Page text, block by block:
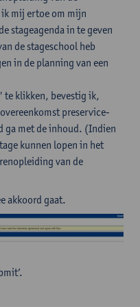
mij ertoe om mijn
stageagenda in te geven
de stageschool heb
in de planning van een
te klikken, bevestig ik,
preservice-
ga met de inhoud. (Indien
kunnen lopen in het
van de
akkoord gaat.